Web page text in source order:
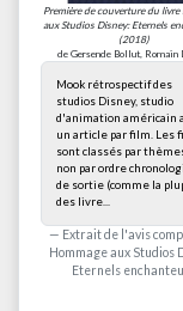
Première de couverture du livre
aux Studios Disney: Eternels
(2018)
de Gersende Bollut, Romain
Mook rétrospectif des
studios Disney, studio
d'animation américain
un article par film. Les
sont classés par
non par ordre
de sortie (comme la
des livre...
Extrait de l'avis
Hommage aux Studios
Eternels